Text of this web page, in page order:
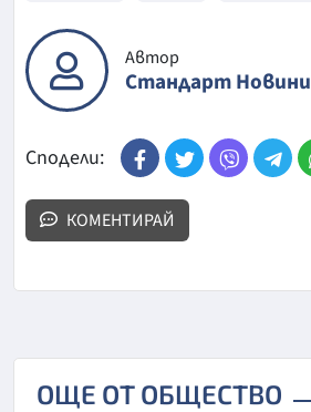
Автор
Стандарт Новини
Сподели:
КОМЕНТИРАЙ
ОЩЕ ОТ ОБЩЕСТВО